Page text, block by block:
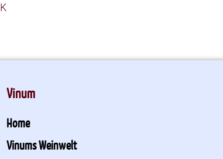
Vinum
Home
Vinums Weinwelt